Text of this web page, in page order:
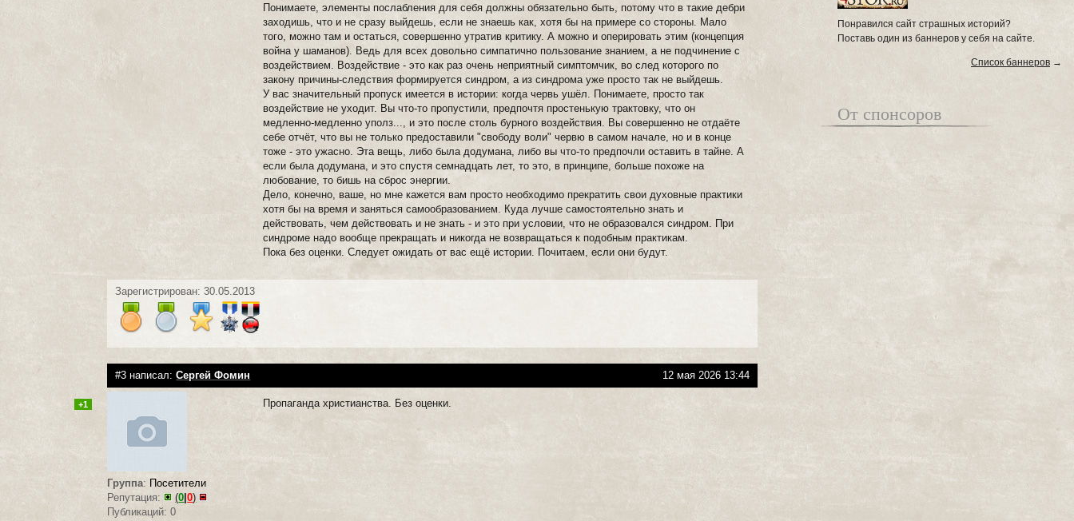
Понимаете, элементы послабления для себя должны обязательно быть, потому что в такие дебри
заходишь, что и не сразу выйдешь, если не знаешь как, хотя бы на примере со стороны. Мало
того, можно там и остаться, совершенно утратив критику. А можно и оперировать этим (концепция
война у шаманов). Ведь для всех довольно симпатично пользование знанием, а не подчинение с
воздействием. Воздействие - это как раз очень неприятный симптомчик, во след которого по
закону причины-следствия формируется синдром, а из синдрома уже просто так не выйдешь.
У вас значительный пропуск имеется в истории: когда червь ушёл. Понимаете, просто так
воздействие не уходит. Вы что-то пропустили, предпочтя простенькую трактовку, что он
медленно-медленно уполз..., и это после столь бурного воздействия. Вы совершенно не отдаёте
себе отчёт, что вы не только предоставили "свободу воли" червю в самом начале, но и в конце
тоже - это ужасно. Эта вещь, либо была додумана, либо вы что-то предпочли оставить в тайне. А
если была додумана, и это спустя семнадцать лет, то это, в принципе, больше похоже на
любование, то бишь на сброс энергии.
Дело, конечно, ваше, но мне кажется вам просто необходимо прекратить свои духовные практики
хотя бы на время и заняться самообразованием. Куда лучше самостоятельно знать и
действовать, чем действовать и не знать - и это при условии, что не образовался синдром. При
синдроме надо вообще прекращать и никогда не возвращаться к подобным практикам.
Пока без оценки. Следует ожидать от вас ещё истории. Почитаем, если они будут.
Зарегистрирован: 30.05.2013
#3 написал:Сергей Фомин 12 мая 2026 13:44
+1
Группа: Посетители
Репутация:
(0 |0)
Публикаций: 0
Пропаганда христианства. Без оценки.
Понравился сайт страшных историй?
Поставь один из баннеров у себя на сайте.
Список баннеров →
От спонсоров